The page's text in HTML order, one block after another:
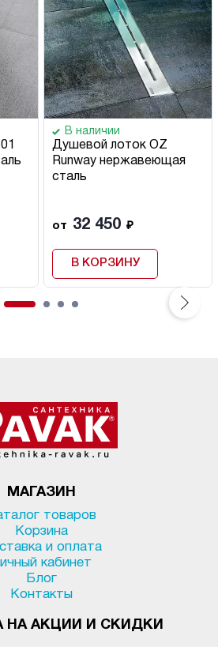
В наличии
Душевой лоток OZ
Runway нержавеющая
сталь
от 32 450 ₽
В КОРЗИНУ
МАГАЗИН
товаров
Корзина
и оплата
кабинет
Блог
Контакты
НА АКЦИИ И СКИДКИ